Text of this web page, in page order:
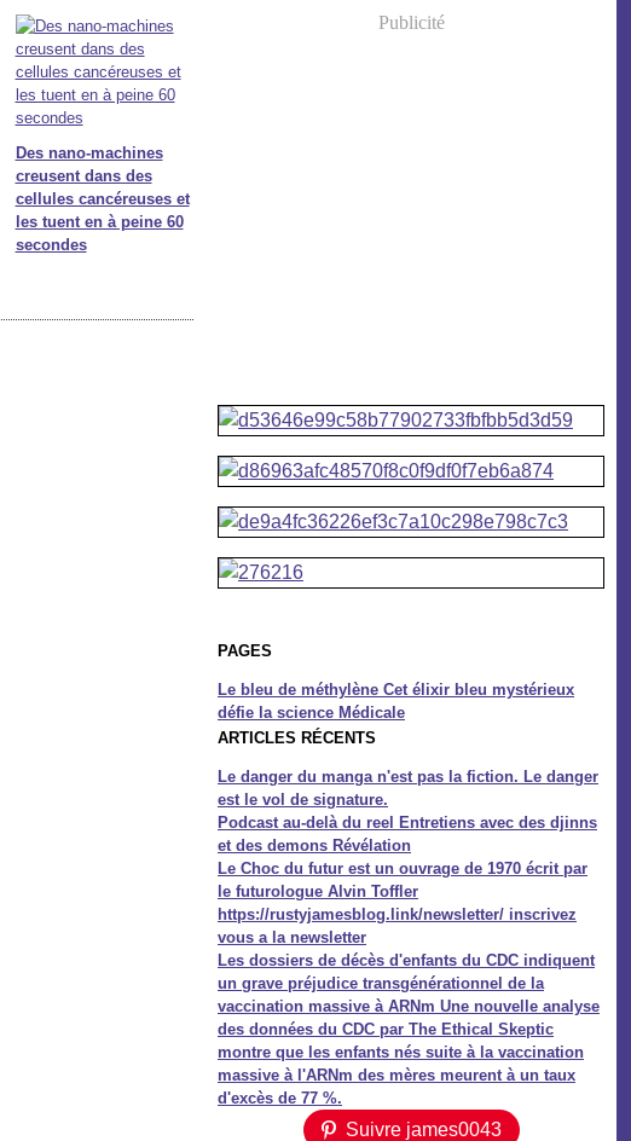
Des nano-machines
creusent dans des
cellules cancéreuses et
les tuent en à peine 60
secondes
Publicité
PAGES
Le bleu de méthylène Cet élixir bleu mystérieux
défie la science Médicale
ARTICLES RÉCENTS
Le danger du manga n'est pas la fiction. Le danger
est le vol de signature.
Podcast au-delà du reel Entretiens avec des djinns
et des demons Révélation
Le Choc du futur est un ouvrage de 1970 écrit par
le futurologue Alvin Toffler
https://rustyjamesblog.link/newsletter/ inscrivez
vous a la newsletter
Les dossiers de décès d'enfants du CDC indiquent
un grave préjudice transgénérationnel de la
vaccination massive à ARNm Une nouvelle analyse
des données du CDC par The Ethical Skeptic
montre que les enfants nés suite à la vaccination
massive à l'ARNm des mères meurent à un taux
d'excès de 77 %.
Suivre james0043